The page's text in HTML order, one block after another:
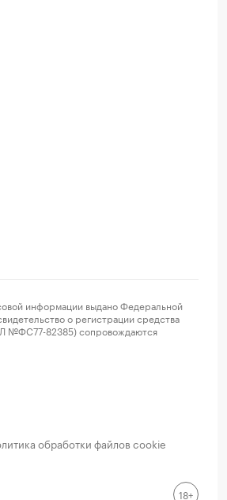
информации выдано Федеральной
о регистрации средства
№ФС77-82385) сопровождаются
обработки файлов cookie
18+